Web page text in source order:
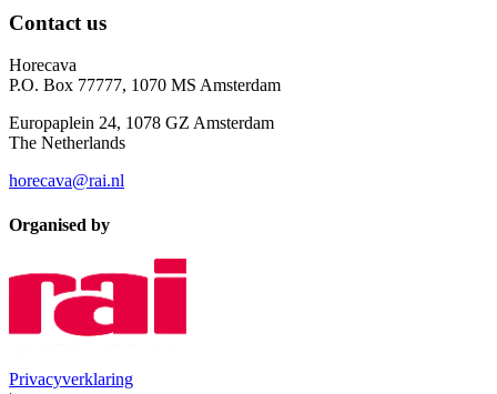
Contact us
Horecava
P.O. Box 77777, 1070 MS Amsterdam
Europaplein 24, 1078 GZ Amsterdam
The Netherlands
horecava@rai.nl
Organised by
Privacyverklaring